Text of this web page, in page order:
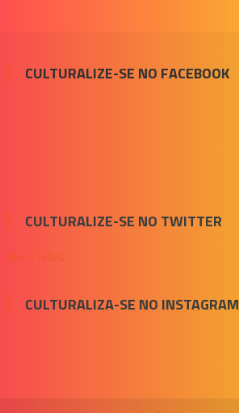
CULTURALIZE-SE NO FACEBOOK
CULTURALIZE-SE NO TWITTER
Meus Tuítes
CULTURALIZA-SE NO INSTAGRAM